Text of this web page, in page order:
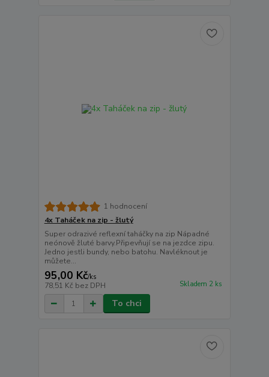
1 hodnocení
4x Taháček na zip - žlutý
Super odrazivé reflexní taháčky na zip Nápadné
neónově žluté barvy.Připevňují se na jezdce zipu.
Jedno jestli bundy, nebo batohu. Navléknout je
můžete...
95,00 Kč/ks
78,51 Kč bez DPH Skladem 2 ks
To chci